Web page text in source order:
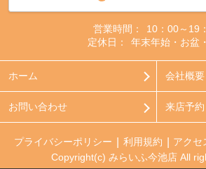
営業時間：
10：00～19
定休日：
年末年始・お盆
ホーム 会社概要
お問い合わせ 来店予約
プライバシーポリシー 利用規約 アクセ
Copyright(c) みらいふ今池店 All